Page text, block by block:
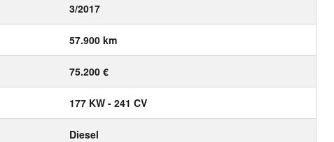
3/2017
57.900 km
75.200 €
177 KW - 241 CV
Diesel